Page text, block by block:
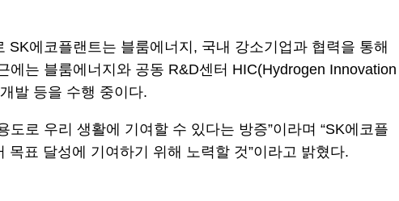
에코플랜트는 블룸에너지, 국내 강소기업과 협력을 통해
는 블룸에너지와 공동 R&D센터 HIC(Hydrogen Innovation
발 등을 수행 중이다.
로 우리 생활에 기여할 수 있다는 방증”이라며 “SK에코플
표 달성에 기여하기 위해 노력할 것”이라고 밝혔다.